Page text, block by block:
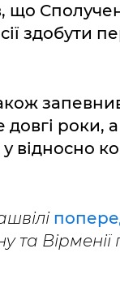
що
здобути
роки, а
відносно
та Вірменії